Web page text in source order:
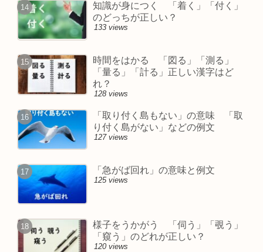
知識が身につく 「着く」「付く」
のどっちが正しい？
133 views
時間をはかる 「図る」「測る」
「量る」「計る」正しい漢字はど
れ？
128 views
「取り付く島もない」の意味 「取
り付く島がない」などの例文
127 views
「急がば回れ」の意味と例文
125 views
様子をうかがう 「伺う」「覗う」
「窺う」のどれが正しい？
120 views